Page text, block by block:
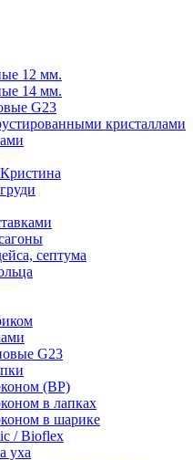
12 мм.
14 мм.
G23
кристаллами
септума
G23
(ВР)
в лапках
в шарике
/ Bioflex
уха